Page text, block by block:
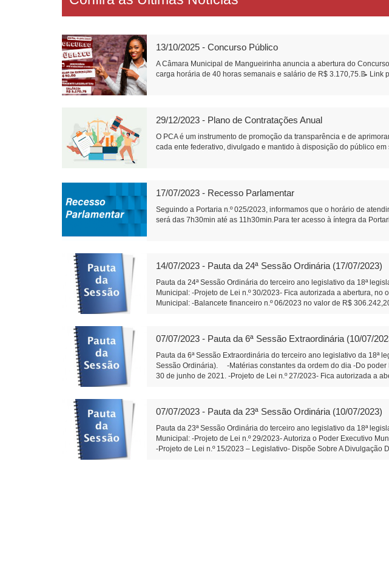
13/10/2025 - Concurso Público
A Câmara Municipal de Mangueirinha anuncia a abertura do
carga horária de 40 horas semanais e salário de R$ 3.170,75.📝
29/12/2023 - Plano de Contratações Anual
O PCA é um instrumento de promoção da transparência e de
cada ente federativo, divulgado e mantido à disposição do público
17/07/2023 - Recesso Parlamentar
Seguindo a Portaria n.º 025/2023, informamos que o horário de
será das 7h30min até as 11h30min.Para ter acesso à íntegra da
14/07/2023 - Pauta da 24ª Sessão Ordinária (17/07/2023)
Pauta da 24ª Sessão Ordinária do terceiro ano legislativo da 18ª
Municipal: -Projeto de Lei n.º 30/2023- Fica autorizada a abertura,
Municipal: -Balancete financeiro n.º 06/2023 no valor de R$
distribua calcário dolomítico aos produtores da Associação de
Do Poder Executivo Municipal: -Em Segunda Votação: -Projeto de
autorizada a abertura, no orçamento do exercício corrente, de um
Executivo Municipal a firmar transferência voluntaria com a
Legislativo Municipal: -Em segunda votação: -Projeto de Lei n.º 12/
07/07/2023 - Pauta da 6ª Sessão Extraordinária (10/07/
Pauta da 6ª Sessão Extraordinária do terceiro ano legislativo da 18ª
Sessão Ordinária). -Matérias constantes da ordem do dia -Do poder
30 de junho de 2021. -Projeto de Lei n.º 27/2023- Fica autorizada a
07/07/2023 - Pauta da 23ª Sessão Ordinária (10/07/2023)
Pauta da 23ª Sessão Ordinária do terceiro ano legislativo da 18ª
Municipal: -Projeto de Lei n.º 29/2023- Autoriza o Poder Executivo
-Projeto de Lei n.º 15/2023 – Legislativo- Dispõe Sobre A